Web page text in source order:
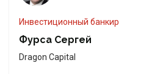
Инвестиционный банкир
Фурса Сергей
Dragon Capital